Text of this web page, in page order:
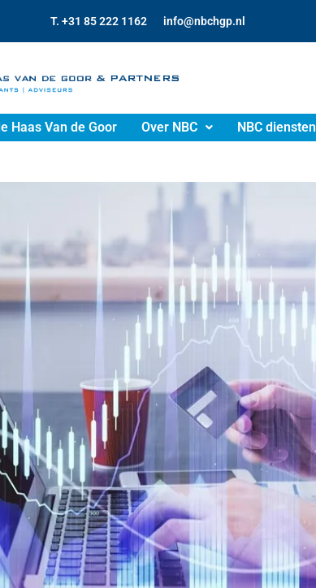
T. +31 85 222 1162 info@nbchgp.nl
Haas Van de Goor Over NBC NBC diensten